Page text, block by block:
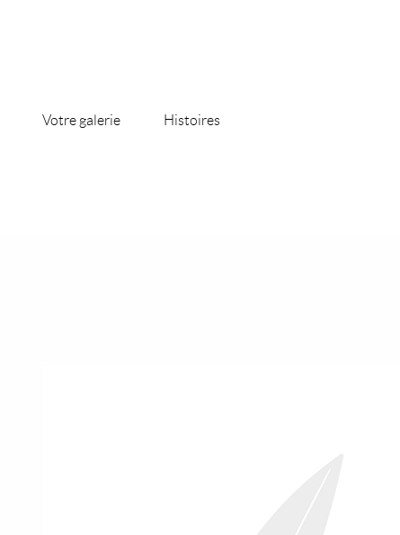
Votre galerie Histoires